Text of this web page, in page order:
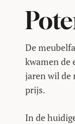
De
kwamen de
jaren wil de
prijs.
In de